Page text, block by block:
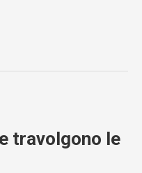
travolgono le